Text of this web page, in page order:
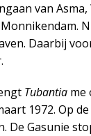
van
Daarbij
Tubantia me
1972. Op
De Gasunie